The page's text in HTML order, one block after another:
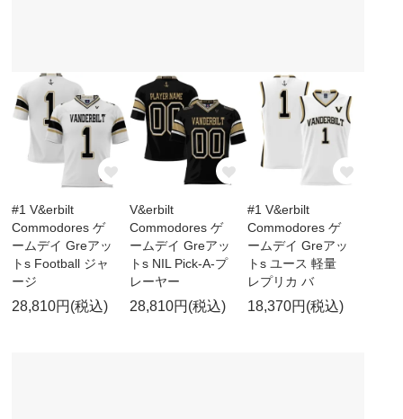
#1 V&erbilt
Commodores ゲ
ームデイ Greアッ
トs Football ジャ
ージ
28,810円(税込)
V&erbilt
Commodores ゲ
ームデイ Greアッ
トs NIL Pick-A-プ
レーヤー
28,810円(税込)
#1 V&erbilt
Commodores ゲ
ームデイ Greアッ
トs ユース 軽量
レプリカ バ
18,370円(税込)